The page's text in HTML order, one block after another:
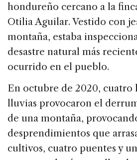
hondureño cercano a la
Otilia Aguilar. Vestido con
montaña, estaba
desastre natural más
ocurrido en el pueblo.
En octubre de 2020, cuatro
lluvias provocaron el
de una montaña,
desprendimientos que
cultivos, cuatro puentes y